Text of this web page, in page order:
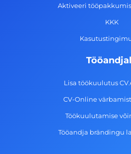
-
m
Aktiveeri
KKK
Lisa töökuulutus
CV-Online
Töökuulutamise
Tööandja brändingu